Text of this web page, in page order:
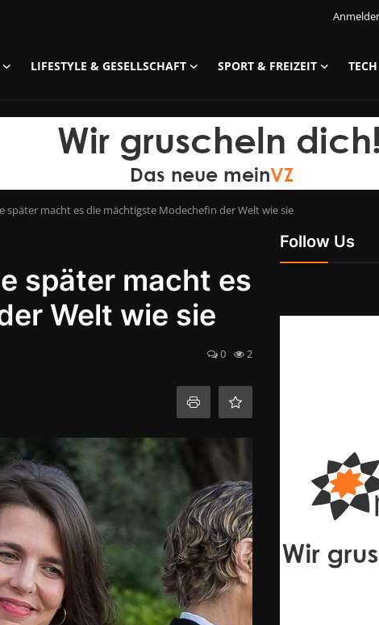
LIFESTYLE & GESELLSCHAFT SPORT & FREIZEIT
später macht es die mächtigste Modechefin der Welt wie sie
später macht es
Welt wie sie
0 2
Follow Us